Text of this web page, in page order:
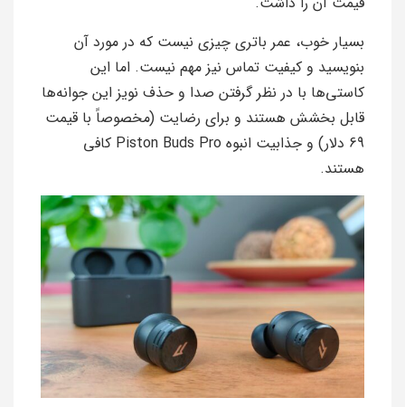
بسیار خوب، عمر باتری چیزی نیست که در مورد آن
بنویسید و کیفیت تماس نیز مهم نیست. اما این
کاستی‌ها با در نظر گرفتن صدا و حذف نویز این جوانه‌ها
قابل بخشش هستند و برای رضایت (مخصوصاً با قیمت
69 دلار) و جذابیت انبوه Piston Buds Pro کافی
هستند.